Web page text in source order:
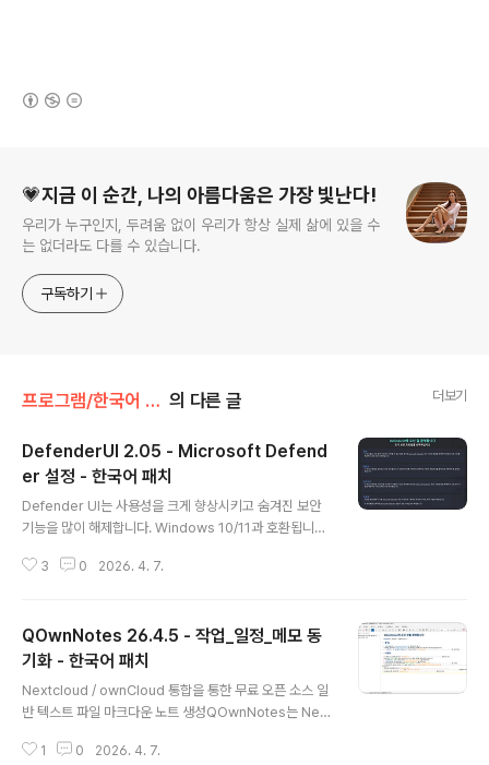
💗지금 이 순간, 나의 아름다움은 가장 빛난다!
우리가 누구인지, 두려움 없이 우리가 항상 실제 삶에 있을 수
는 없더라도 다를 수 있습니다.
구독하기
프로그램/한국어 패치 의 다른 글 더보기
DefenderUI 2.05 - Microsoft Defend
er 설정 - 한국어 패치
Defender UI는 사용성을 크게 향상시키고 숨겨진 보안
기능을 많이 해제합니다. Windows 10/11과 호환됩니다.
용하면 Microsoft Defender를 훨씬 쉽게 제어할 수 있
해제할 수 있습니다.사용할 수 있는 4가지 보안 프로파일
이 있습니다. 권장 프로파일은 기본적으로 사용할 수 없는
Microsoft Defender의 다양한 보안 기능을 활성화하여
향상된 보호 기능을 제공합니다. 더 많은 제어가 필요한 경
할 수 있습니다."공격적" 프로필은 Defender의 숨겨..
3 0 2026. 4. 7.
QOwnNotes 26.4.5 - 작업_일정_메모 동
기화 - 한국어 패치
Nextcloud / ownCloud 통합을 통한 무료 오픈 소스 일
반 텍스트 파일 마크다운 노트 생성QOwnNotes는 Next
inux, macOS 및 Windows용 마크다운 지원 및 작업관
1 0 2026. 4. 7.